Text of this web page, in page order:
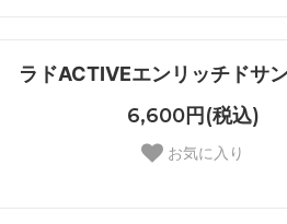
ラドACTIVEエンリッチドサ
6,600円(税込)
お気に入り